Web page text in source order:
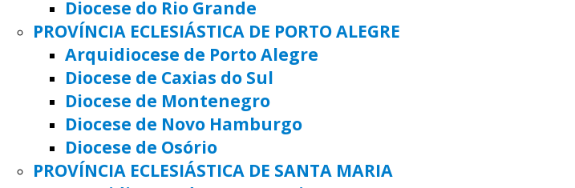
Diocese do Rio Grande
PROVÍNCIA ECLESIÁSTICA DE PORTO ALEGRE
Arquidiocese de Porto Alegre
Diocese de Caxias do Sul
Diocese de Montenegro
Diocese de Novo Hamburgo
Diocese de Osório
PROVÍNCIA ECLESIÁSTICA DE SANTA MARIA